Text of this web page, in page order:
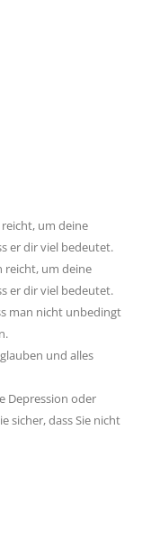
um deine
er dir viel bedeutet.
reicht, um deine
er dir viel bedeutet.
man nicht unbedingt
und alles
Depression oder
sicher, dass Sie nicht